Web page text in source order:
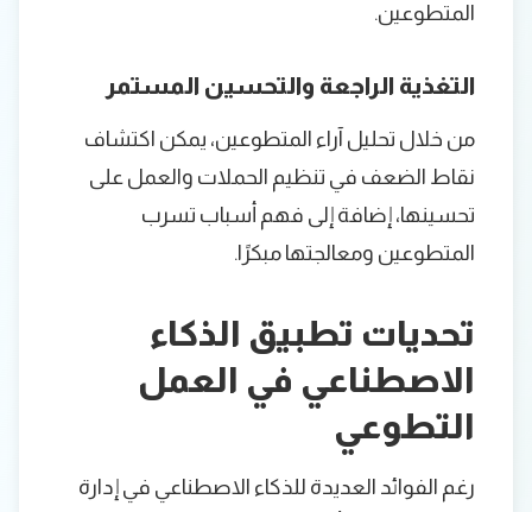
المتطوعين.
التغذية الراجعة والتحسين المستمر
من خلال تحليل آراء المتطوعين، يمكن اكتشاف
نقاط الضعف في تنظيم الحملات والعمل على
تحسينها، إضافة إلى فهم أسباب تسرب
المتطوعين ومعالجتها مبكرًا.
تحديات تطبيق الذكاء
الاصطناعي في العمل
التطوعي
رغم الفوائد العديدة للذكاء الاصطناعي في إدارة